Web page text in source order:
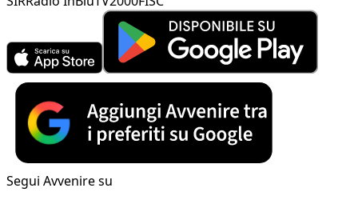
Segui Avvenire su